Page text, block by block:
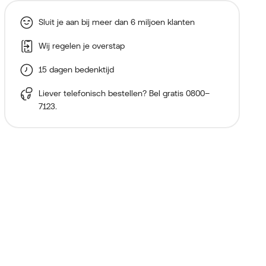
Sluit je aan bij meer dan 6 miljoen klanten
Wij regelen je overstap
15 dagen bedenktijd
Liever telefonisch bestellen? Bel gratis 0800–
7123.